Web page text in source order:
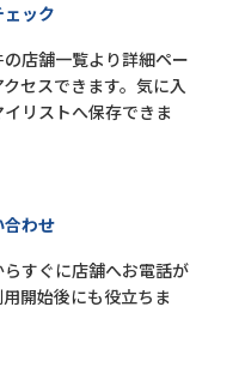
ック
店舗一覧より詳細ペー
セスできます。気に入
リストへ保存できま
わせ
すぐに店舗へお電話が
開始後にも役立ちま